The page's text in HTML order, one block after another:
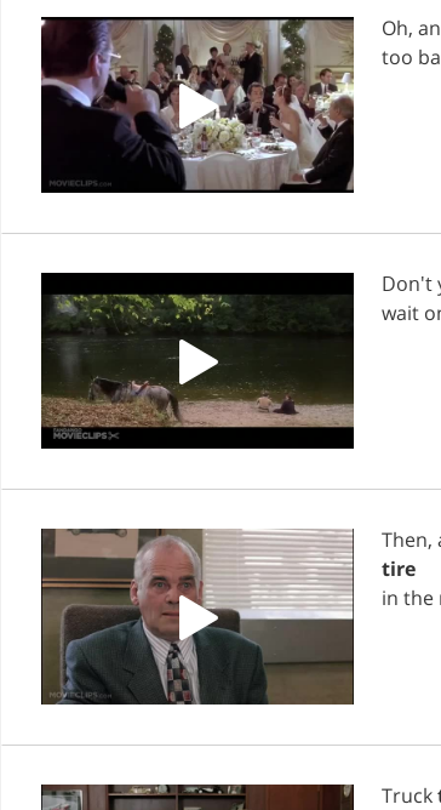
Oh,
too
Don't
wait
Then,
tire
in the
Truck